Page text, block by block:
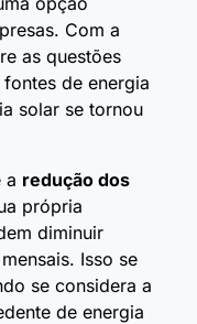
Com a
as questões
de energia
solar se tornou
a redução dos
própria
diminuir
Isso se
se considera a
de energia